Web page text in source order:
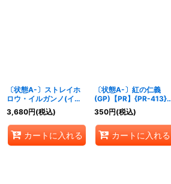
〔状態A-〕ストレイホ
ロウ・イルガンノ(イラ
スト違い/CS)【PR】
{PR-399}《ナイトメ
ア》
3,680円(税込)
カートに入れる
〔状態A-〕紅の仁義
(GP)【PR】{PR-413}
《ナイトメア》
350円(税込)
カートに入れる